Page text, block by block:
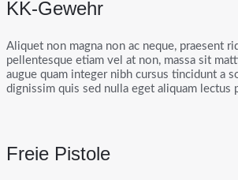
KK-Gewehr
Aliquet non magna non ac neque, praesent
pellentesque etiam vel at non, massa sit
augue quam integer nibh cursus tincidunt a
dignissim quis sed nulla eget aliquam lectus
Freie Pistole